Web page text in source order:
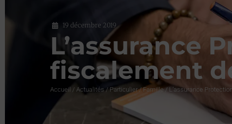
19 décembre 2019
L’assurance
fiscalement
Accueil / Actualités /Particulier/Famille/ L’assurance